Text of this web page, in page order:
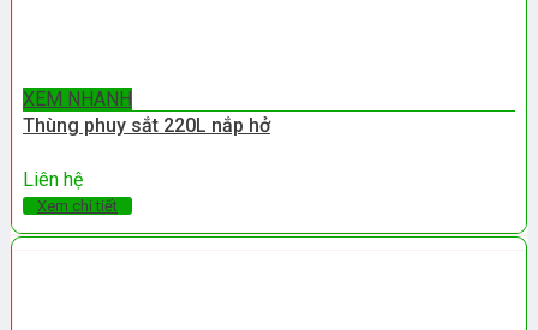
XEM NHANH
Thùng phuy sắt 220L nắp hở
Liên hệ
Xem chi tiết